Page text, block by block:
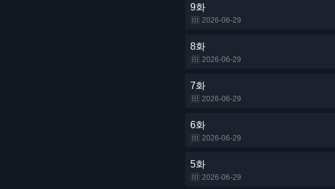
9화
2026-06-29
8화
2026-06-29
7화
2026-06-29
6화
2026-06-29
5화
2026-06-29